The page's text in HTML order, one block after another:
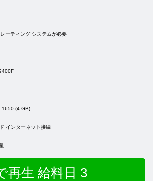
ーティング システムが必要
1650 (4 GB)
インターネット接続
再生 給料日 3